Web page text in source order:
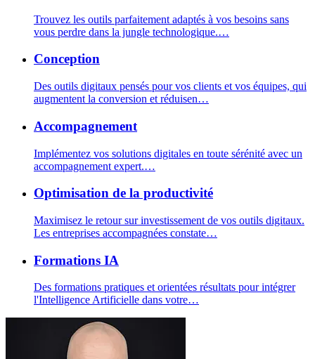
Trouvez les outils parfaitement adaptés à vos besoins sans
vous perdre dans la jungle technologique.…
Conception
Des outils digitaux pensés pour vos clients et vos équipes, qui
augmentent la conversion et réduisen…
Accompagnement
Implémentez vos solutions digitales en toute sérénité avec un
accompagnement expert.…
Optimisation de la productivité
Maximisez le retour sur investissement de vos outils digitaux.
Les entreprises accompagnées constate…
Formations IA
Des formations pratiques et orientées résultats pour intégrer
l'Intelligence Artificielle dans votre…